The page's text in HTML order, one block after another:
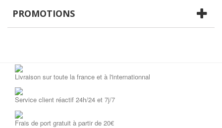
PROMOTIONS
Livraison sur toute la france et à l'internationnal
Service client réactif 24h/24 et 7j/7
Frais de port gratuit à partir de 20€